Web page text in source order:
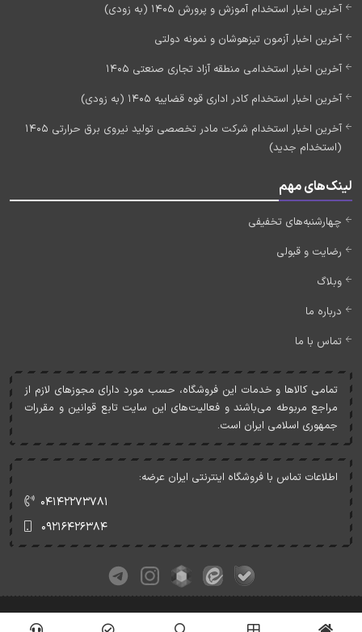
آخرین اخبار استخدام آموزش و پرورش 1405 (به زودی)
آخرین اخبار آزمون تیزهوشان و نمونه دولتی
آخرین اخبار استخدامی منطقه آزاد تجاری صنعتی 1405
آخرین اخبار استخدام کادر اداری قوه قضاییه 1405 (به زودی)
آخرین اخبار استخدام شرکت مادر تخصصی تولید نیروی برق حرارتی 1405
(استخدام جدید)
لینک‌های مهم
چهارشنبه‌های تخفیفی
رضایت و قبولی
وبلاگ
درباره ما
تماس با ما
تمامی کالاها و خدمات اين فروشگاه، حسب مورد دارای مجوزهای لازم از
مراجع مربوطه می‌باشند و فعاليت‌های اين سايت تابع قوانين و مقررات
جمهوری اسلامی ايران است.
اطلاعات تماس با فروشگاه اینترنتی ایران عرضه:
۰۴۱۴۲۲۷۳۷۸۱
۰۹۲۱۶۴۲۶۳۸۴